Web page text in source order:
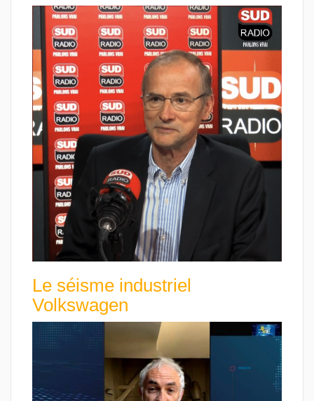
Le séisme industriel
Volkswagen